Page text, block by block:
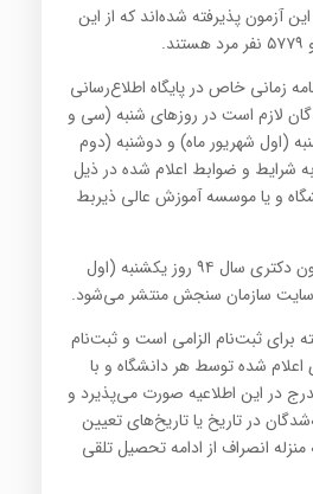
نفر در این آزمون پذیرفته شده‌اند که از این
زمانی خاص در پایگاه اطلاع‌رسانی
لازم استدر روزهای شنبه (سی و
(اول شهریور ماه) و دوشنبه (دوم
شرایط و ضوابط اعلام شده در ذیل
و یا موسسه آموزش عالی‌ ذیربط
کارنامه داوطلبان آزمون دکتری سال ۹۴ روز یکشنبه (اول
سایت سازمان سنجش منتشر می‌شود.
ثبت‌نام الزامی است و ثبت‌نام
اعلام شده توسط هر دانشگاه و با
در این اطلاعیه صورت می‌پذیرد و
در تاریخ‌ یا تاریخ‌های تعیین
انصراف از ادامه تحصیل تلقی